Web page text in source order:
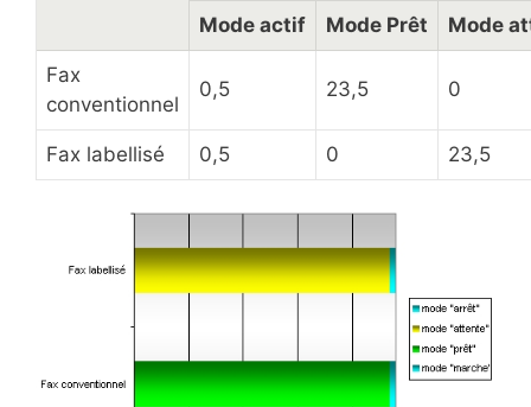
Mode actif Mode Prêt Mode
Fax
conventionnel
0,5 23,5 0
Fax labellisé 0,5 0 23,5